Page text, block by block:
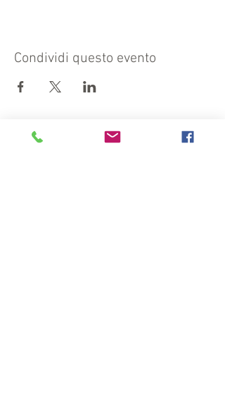
Condividi questo evento